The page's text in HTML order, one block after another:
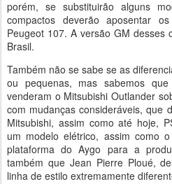
porém, se substituirão alguns
compactos deverão aposentar
Peugeot 107. A versão GM desses
Brasil.
Também não se sabe se as
ou pequenas, mas sabemos
venderam o Mitsubishi Outlander
com mudanças consideráveis, que
Mitsubishi, assim como até hoje,
um modelo elétrico, assim como
plataforma do Aygo para a
também que Jean Pierre Ploué,
linha de estilo extremamente